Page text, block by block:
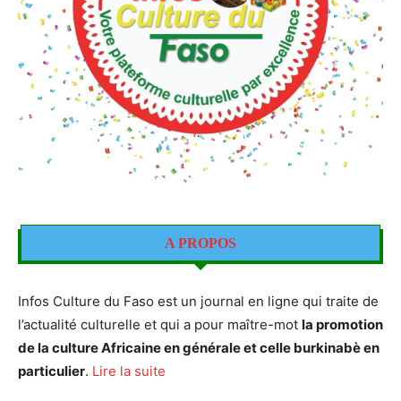
A PROPOS
Infos Culture du Faso est un journal en ligne qui traite de
l’actualité culturelle et qui a pour maître-mot la promotion
de la culture Africaine en générale et celle burkinabè en
particulier. Lire la suite